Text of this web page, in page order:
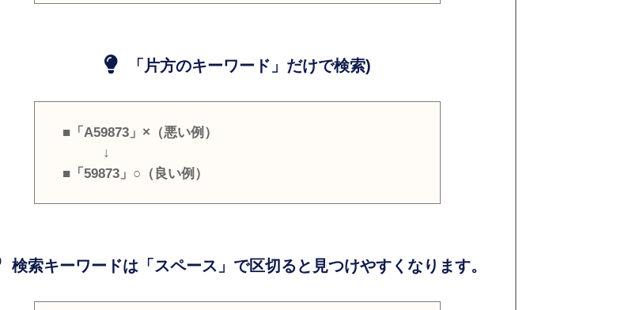
「片方のキーワード」だけで検索)
■「A59873」×（悪い例）
↓
■「59873」○（良い例）
検索キーワードは「スペース」で区切ると見つけやすくなります。